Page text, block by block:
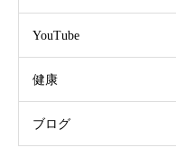
YouTube
健康
ブログ